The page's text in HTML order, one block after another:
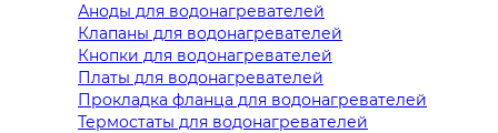
Аноды для водонагревателей
Клапаны для водонагревателей
Кнопки для водонагревателей
Платы для водонагревателей
Прокладка фланца для водонагревателей
Термостаты для водонагревателей